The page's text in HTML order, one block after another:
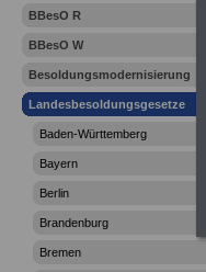
BBesO R
BBesO W
Besoldungsmodernisierung
Landesbesoldungsgesetze
Baden-Württemberg
Bayern
Berlin
Brandenburg
Bremen